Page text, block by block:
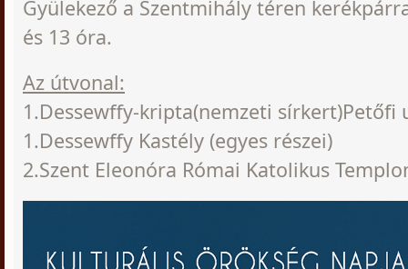
Gyülekező a Szentmihály téren
és 13 óra.
Az útvonal:
1.Dessewffy-kripta(nemzeti sírkert)Petőfi
1.Dessewffy Kastély (egyes részei)
2.Szent Eleonóra Római Katolikus